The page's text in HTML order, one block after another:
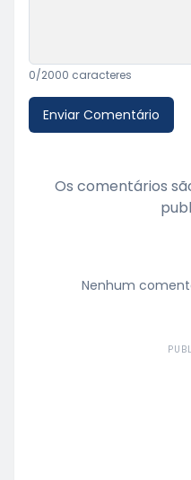
0/2000 caracteres
Enviar Comentário
Os comentários
Nenhum